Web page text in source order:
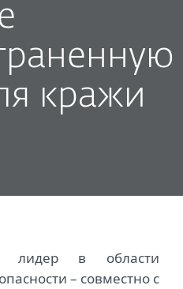
кражи
лидер в области
– совместно с